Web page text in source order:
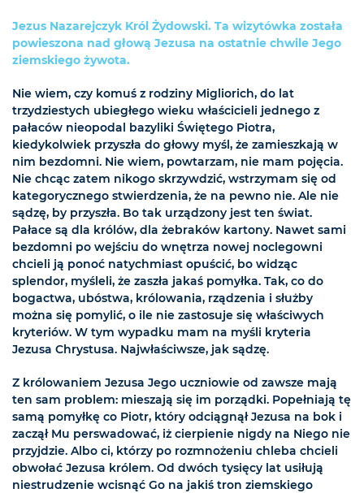
Jezus Nazarejczyk Król Żydowski. Ta wizytówka została
powieszona nad głową Jezusa na ostatnie chwile Jego
ziemskiego żywota.
Nie wiem, czy komuś z rodziny Migliorich, do lat
trzydziestych ubiegłego wieku właścicieli jednego z
pałaców nieopodal bazyliki Świętego Piotra,
kiedykolwiek przyszła do głowy myśl, że zamieszkają w
nim bezdomni. Nie wiem, powtarzam, nie mam pojęcia.
Nie chcąc zatem nikogo skrzywdzić, wstrzymam się od
kategorycznego stwierdzenia, że na pewno nie. Ale nie
sądzę, by przyszła. Bo tak urządzony jest ten świat.
Pałace są dla królów, dla żebraków kartony. Nawet sami
bezdomni po wejściu do wnętrza nowej noclegowni
chcieli ją ponoć natychmiast opuścić, bo widząc
splendor, myśleli, że zaszła jakaś pomyłka. Tak, co do
bogactwa, ubóstwa, królowania, rządzenia i służby
można się pomylić, o ile nie zastosuje się właściwych
kryteriów. W tym wypadku mam na myśli kryteria
Jezusa Chrystusa. Najwłaściwsze, jak sądzę.
Z królowaniem Jezusa Jego uczniowie od zawsze mają
ten sam problem: mieszają się im porządki. Popełniają tę
samą pomyłkę co Piotr, który odciągnął Jezusa na bok i
zaczął Mu perswadować, iż cierpienie nigdy na Niego nie
przyjdzie. Albo ci, którzy po rozmnożeniu chleba chcieli
obwołać Jezusa królem. Od dwóch tysięcy lat usiłują
niestrudzenie wcisnąć Go na jakiś tron ziemskiego